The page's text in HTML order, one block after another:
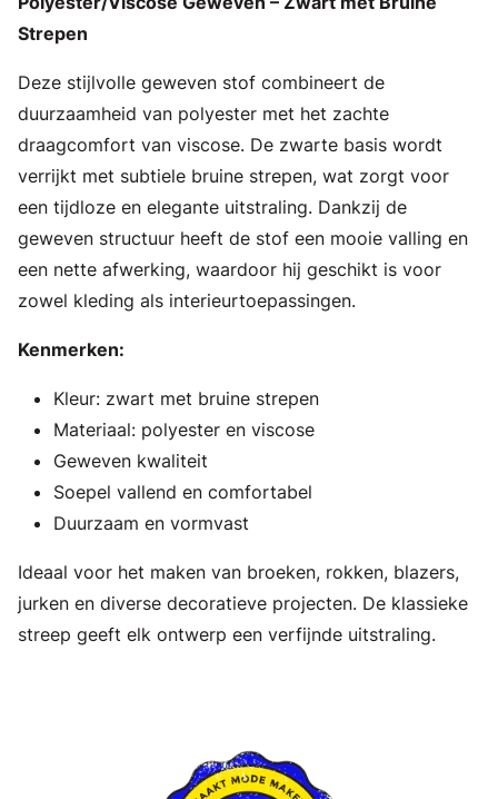
Strepen
Deze stijlvolle geweven stof combineert de
duurzaamheid van polyester met het zachte
draagcomfort van viscose. De zwarte basis wordt
verrijkt met subtiele bruine strepen, wat zorgt voor
een tijdloze en elegante uitstraling. Dankzij de
geweven structuur heeft de stof een mooie valling en
een nette afwerking, waardoor hij geschikt is voor
zowel kleding als interieurtoepassingen.
Kenmerken:
Kleur: zwart met bruine strepen
Materiaal: polyester en viscose
Geweven kwaliteit
Soepel vallend en comfortabel
Duurzaam en vormvast
Ideaal voor het maken van broeken, rokken, blazers,
jurken en diverse decoratieve projecten. De klassieke
streep geeft elk ontwerp een verfijnde uitstraling.